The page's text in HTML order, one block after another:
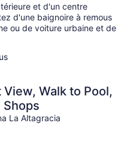
et d'un centre
d'une baignoire à remous
ou de voiture urbaine et de
View, Walk to Pool,
Shops
La Altagracia